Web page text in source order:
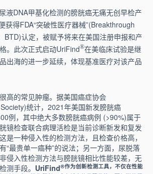
液DNA甲基化检测的膀胱癌无痛无创早检产
获得FDA“突破性医疗器械”(Breakthrough
BTD)认定，被赋予将来在美国注册申报和产
。此次正式启动UriFind®在美临床试验是继
出海的进一步延续，体现基准医疗对该产品
高的常见肿瘤。据美国癌症协会
统计，2021年美国新发膀胱癌
例，其中绝大多数膀胱癌病例 (>90%)属于
镜检查联合病理活检是当前诊断新发和复发
是一种侵入性的检测方法，且检查价格高，
“最贵单一癌种”的说法；另一方面，尿脱落
侵入性检测方法与膀胱镜相比性能较差，无
测手段。 UriFind®作为创新检测工具，不仅在性能